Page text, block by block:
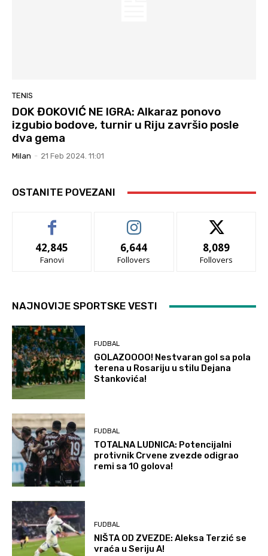
TENIS
DOK ĐOKOVIĆ NE IGRA: Alkaraz ponovo
izgubio bodove, turnir u Riju završio posle
dva gema
Milan - 21 Feb 2024. 11:01
OSTANITE POVEZANI
42,845
Fanovi
6,644
Follovers
8,089
Follovers
NAJNOVIJE SPORTSKE VESTI
FUDBAL
GOLAZOOOO! Nestvaran gol sa pola
terena u Rosariju u stilu Dejana
Stankovića!
FUDBAL
TOTALNA LUDNICA: Potencijalni
protivnik Crvene zvezde odigrao
remi sa 10 golova!
FUDBAL
NIŠTA OD ZVEZDE: Aleksa Terzić se
vraća u Seriju A!